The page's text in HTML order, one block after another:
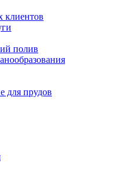
клиентов
полив
для прудов